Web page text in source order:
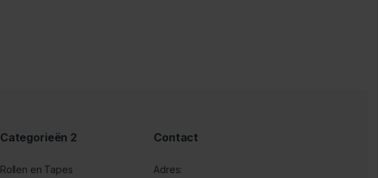
Categorieën 2
Rollen en Tapes
Contact
Adres: